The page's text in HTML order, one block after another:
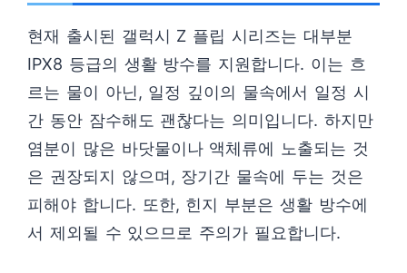
현재 출시된 갤럭시 Z 플립 시리즈는 대부분
IPX8 등급의 생활 방수를 지원합니다. 이는 흐
르는 물이 아닌, 일정 깊이의 물속에서 일정 시
간 동안 잠수해도 괜찮다는 의미입니다. 하지만
염분이 많은 바닷물이나 액체류에 노출되는 것
은 권장되지 않으며, 장기간 물속에 두는 것은
피해야 합니다. 또한, 힌지 부분은 생활 방수에
서 제외될 수 있으므로 주의가 필요합니다.